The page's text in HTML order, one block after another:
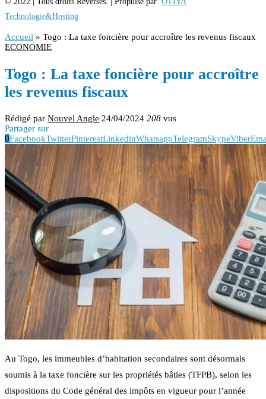
Technologie&Hosting
Accueil » Togo : La taxe foncière pour accroître les revenus fiscaux
ECONOMIE
Togo : La taxe foncière pour accroître
les revenus fiscaux
Rédigé par Nouvel Angle 24/04/2024 208 vus
Partager sur
0FacebookTwitterPinterestLinkedinWhatsappTelegramSkypeViber
Au Togo, les immeubles d’habitation secondaires sont désormais
soumis à la taxe foncière sur les propriétés bâties (TFPB), selon les
dispositions du Code général des impôts en vigueur pour l’année